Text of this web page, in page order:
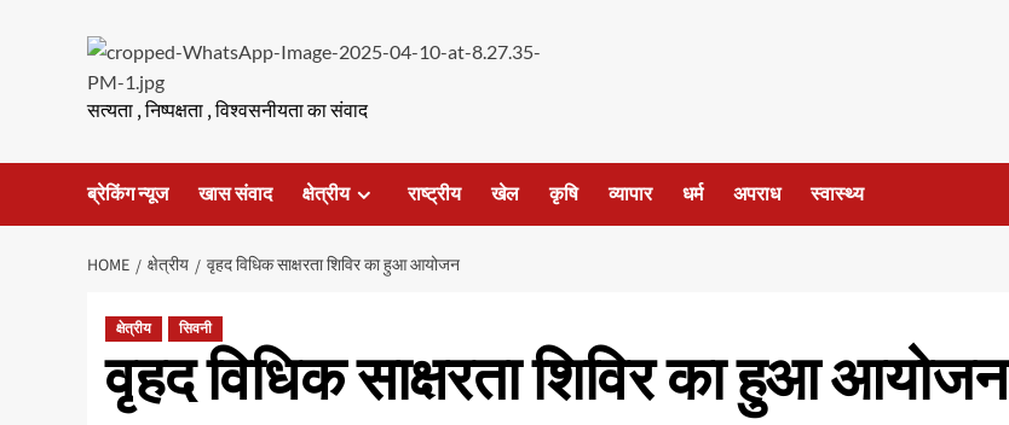
सत्यता , निष्पक्षता , विश्वसनीयता का संवाद
ब्रेकिंग न्यूज खास संवाद क्षेत्रीय राष्ट्रीय खेल कृषि व्यापार धर्म अपराध स्वास्थ्य
HOME क्षेत्रीय वृहद विधिक साक्षरता शिविर का हुआ आयोजन
क्षेत्रीय सिवनी
वृहद विधिक साक्षरता शिविर का हुआ आयोजन